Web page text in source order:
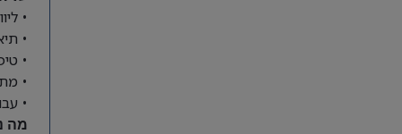
•
•
•
•
•
מה